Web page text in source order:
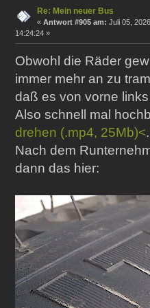
Re: Mein neuer Bus
« Antwort #905 am: Juli 05,
14:24:24 »
Obwohl die Räder
immer mehr an zu
daß es von vorne
Also schnell mal
drehen (.mp4, 25Mb)<
Nach dem
dann das hier: